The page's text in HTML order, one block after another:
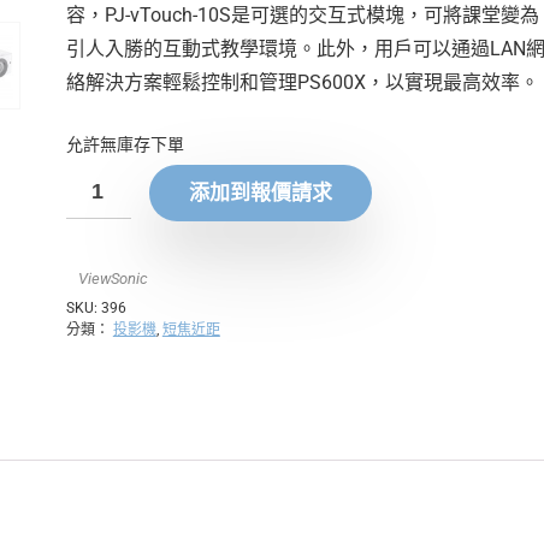
容，PJ-vTouch-10S是可選的交互式模塊，可將課堂變為
引人入勝的互動式教學環境。此外，用戶可以通過LAN網
絡解決方案輕鬆控制和管理PS600X，以實現最高效率。
允許無庫存下單
添加到報價請求
ViewSonic
SKU: 396
分類： 投影機, 短焦近距